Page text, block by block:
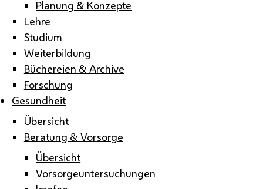
Planung & Konzepte
Lehre
Studium
Weiterbildung
Büchereien & Archive
Forschung
Gesundheit
Übersicht
Beratung & Vorsorge
Übersicht
Vorsorgeuntersuchungen